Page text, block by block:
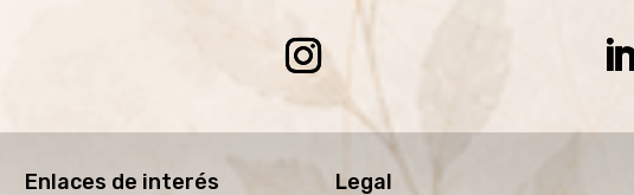
Enlaces de interés Legal